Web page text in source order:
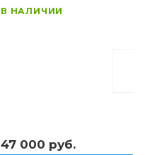
В НАЛИЧИИ
47 000 руб.